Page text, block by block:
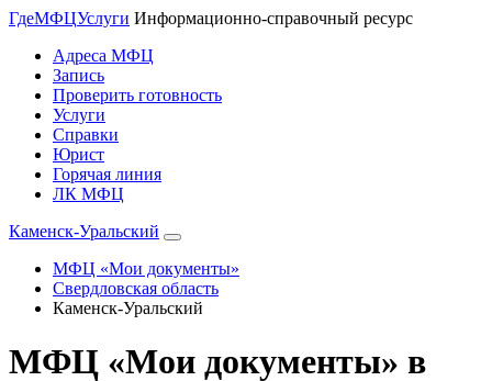
ГдеМФЦУслуги Информационно-справочный ресурс
Адреса МФЦ
Запись
Проверить готовность
Услуги
Справки
Юрист
Горячая линия
ЛК МФЦ
Каменск-Уральский
МФЦ «Мои документы»
Свердловская область
Каменск-Уральский
МФЦ «Мои документы» в